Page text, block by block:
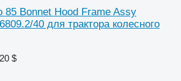
85 Bonnet Hood Frame Assy
40 для трактора колесного
$